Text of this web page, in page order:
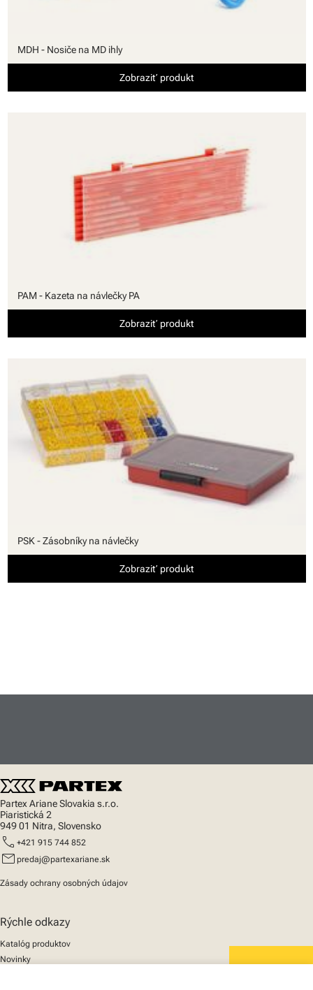
MDH - Nosiče na MD ihly
Zobraziť produkt
PAM - Kazeta na návlečky PA
Zobraziť produkt
PSK - Zásobníky na návlečky
Zobraziť produkt
Partex Ariane Slovakia s.r.o.
Piaristická 2
949 01 Nitra, Slovensko
call +421 915 744 852
mail predaj@partexariane.sk
Zásady ochrany osobných údajov
Rýchle odkazy
Katalóg produktov
Novinky